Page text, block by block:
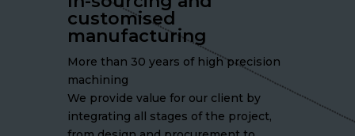
customised
manufacturing
More than 30 years of high precision
machining
We provide value for our client by
integrating all stages of the project,